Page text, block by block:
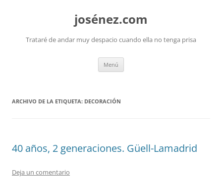
josénez.com
Trataré de andar muy despacio cuando ella no tenga prisa
Menú
ARCHIVO DE LA ETIQUETA: DECORACIÓN
40 años, 2 generaciones. Güell-Lamadrid
Deja un comentario